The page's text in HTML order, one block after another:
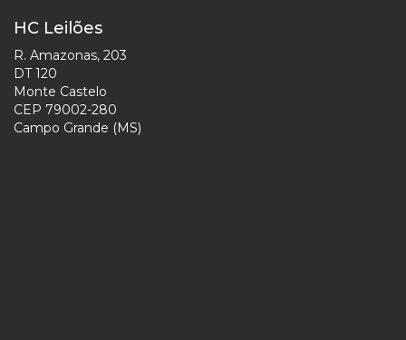
HC Leilões
R. Amazonas, 203
DT 120
Monte Castelo
CEP 79002-280
Campo Grande (MS)